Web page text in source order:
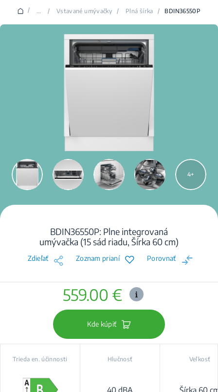
/ ... / Vstavané umývačky / Plná šírka / BDIN36550P
4
BDIN36550P: Plne integrovaná
umývačka (15 sád riadu, Šírka 60 cm)
Zdieľať Zoznam prianí Porovnať
559.00 €
Kde kúpiť
Trieda en. účinnosti Hlučnosť
40 dBA
Veľkosť
Šírka 60